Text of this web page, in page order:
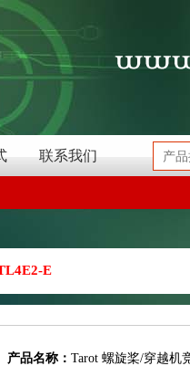
联系我们
E
产品名称： Tarot 螺旋桨/穿越机